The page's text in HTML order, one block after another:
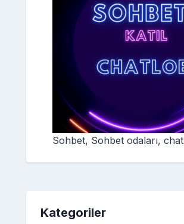
Sohbet, Sohbet odaları, chat
Kategoriler